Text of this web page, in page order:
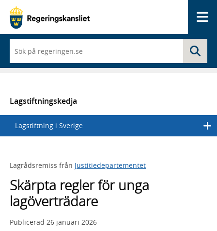
du
börjar
skriva
en
lista
med
sökförslag
Lagstiftningskedja
Lagstiftning i Sverige
Lagrådsremiss från Justitiedepartementet
Skärpta regler för unga
lagöverträdare
Publicerad 26 januari 2026